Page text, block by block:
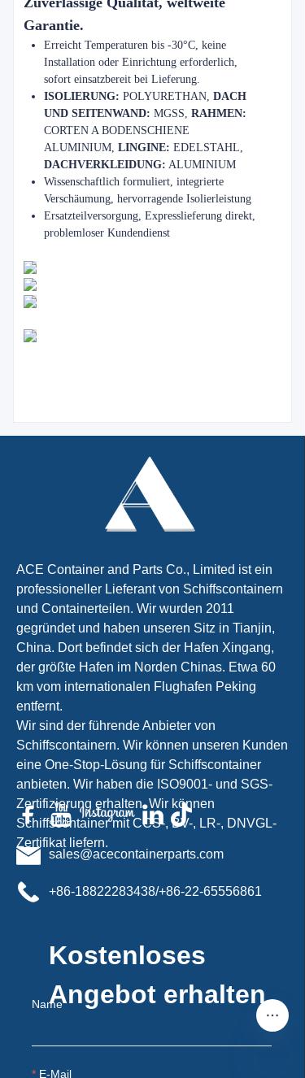
Garantie.
Erreicht Temperaturen bis -30°C, keine
Installation oder Einrichtung erforderlich,
sofort einsatzbereit bei Lieferung.
ISOLIERUNG: POLYURETHAN, DACH
UND SEITENWAND: MGSS, RAHMEN:
CORTEN A BODENSCHIENE
ALUMINIUM, LINGINE: EDELSTAHL,
DACHVERKLEIDUNG: ALUMINIUM
Wissenschaftlich formuliert, integrierte
Verschäumung, hervorragende Isolierleistung
Ersatzteilversorgung, Expresslieferung direkt,
problemloser Kundendienst
Name
E-Mail
ACE Container and Parts Co., Limited ist ein
professioneller Lieferant von Schiffscontainern
und Containerteilen. Wir wurden 2011
gegründet und haben unseren Sitz in Tianjin,
China. Dort befindet sich der Hafen Xingang,
der größte Hafen im Norden Chinas. Etwa 60
km vom internationalen Flughafen Peking
entfernt.
Wir sind der führende Anbieter von
Schiffscontainern. Wir können unseren Kunden
eine One-Stop-Lösung für Schiffscontainer
anbieten. Wir haben die ISO9001- und SGS-
Zertifizierung erhalten. Wir können
Schiffscontainer mit CCS-, BV-, LR-, DNVGL-
Zertifikat liefern.
sales@acecontainerparts.com
+86-18822283438/+86-22-65556861
Kostenloses
Angebot erhalten